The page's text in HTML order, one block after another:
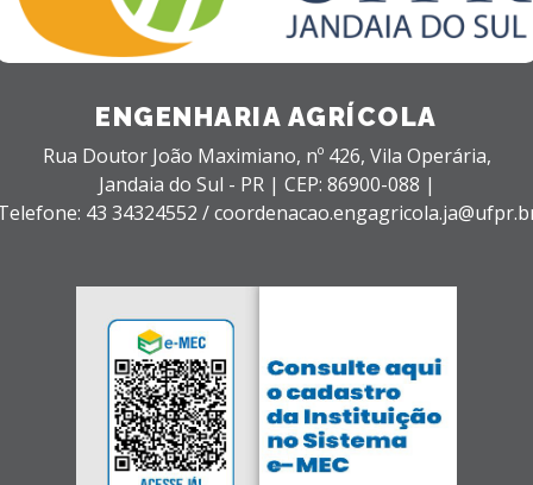
ENGENHARIA AGRÍCOLA
Rua Doutor João Maximiano, nº 426, Vila Operária,
Jandaia do Sul - PR | CEP: 86900-088 |
43 34324552 /